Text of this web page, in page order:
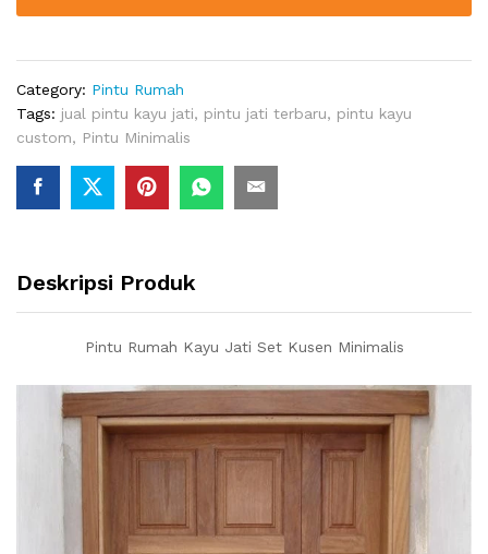
Kusen
quantity
Category: Pintu Rumah
Tags: jual pintu kayu jati, pintu jati terbaru, pintu kayu
custom, Pintu Minimalis
Deskripsi Produk
Pintu Rumah Kayu Jati Set Kusen Minimalis